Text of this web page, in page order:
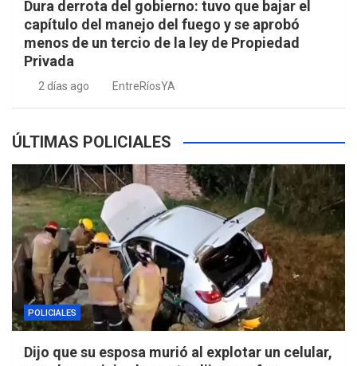
Dura derrota del gobierno: tuvo que bajar el
capítulo del manejo del fuego y se aprobó
menos de un tercio de la ley de Propiedad
Privada
2 días ago EntreRíosYA
ÚLTIMAS POLICIALES
POLICIALES
Dijo que su esposa murió al explotar un celular,